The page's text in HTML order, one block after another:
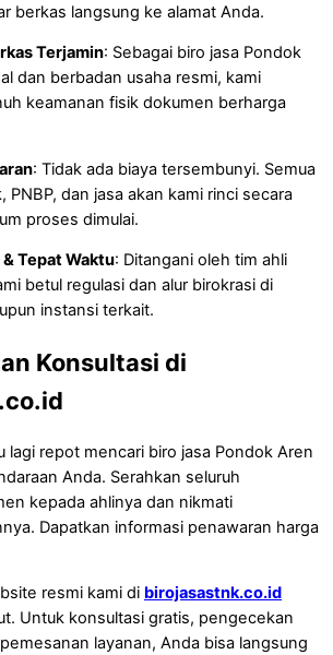
berkas langsung ke alamat Anda.
Terjamin: Sebagai biro jasa Pondok
dan berbadan usaha resmi, kami
keamanan fisik dokumen berharga
: Tidak ada biaya tersembunyi. Semua
PNBP, dan jasa akan kami rinci secara
proses dimulai.
Tepat Waktu: Ditangani oleh tim ahli
betul regulasi dan alur birokrasi di
instansi terkait.
Konsultasi di
lagi repot mencari biro jasa Pondok Aren
Anda. Serahkan seluruh
kepada ahlinya dan nikmati
Dapatkan informasi penawaran harga
resmi kami di birojasastnk.co.id
Untuk konsultasi gratis, pengecekan
layanan, Anda bisa langsung